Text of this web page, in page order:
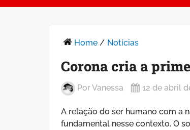
Home / Notícias
Corona cria a
PorVanessa 12 de abril
A relação do ser humano com a
fundamental nesse contexto. O